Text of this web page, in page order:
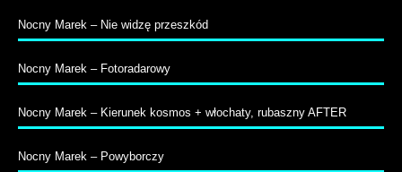
Nocny Marek – Nie widzę przeszkód
Nocny Marek – Fotoradarowy
Nocny Marek – Kierunek kosmos + włochaty, rubaszny AFTER
Nocny Marek – Powyborczy